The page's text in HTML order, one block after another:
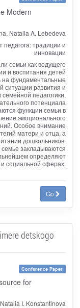
Modern
Natalia A. Lebedeva
традиции и
инновации
семьи как ведущего
и воспитания детей
на фундаментальные
ситуации развития и
педагогики,
потенциала
функции семьи в
эмоционального
Особое внимание
матери и отца, а
дошкольников.
закладываются
определяют
социальной сферах.
Go
detskogo
Conference Paper
for
I. Konstantinova